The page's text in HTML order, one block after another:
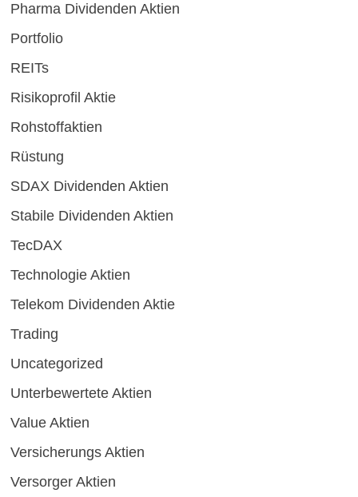
Pharma Dividenden Aktien
Portfolio
REITs
Risikoprofil Aktie
Rohstoffaktien
Rüstung
SDAX Dividenden Aktien
Stabile Dividenden Aktien
TecDAX
Technologie Aktien
Telekom Dividenden Aktie
Trading
Uncategorized
Unterbewertete Aktien
Value Aktien
Versicherungs Aktien
Versorger Aktien